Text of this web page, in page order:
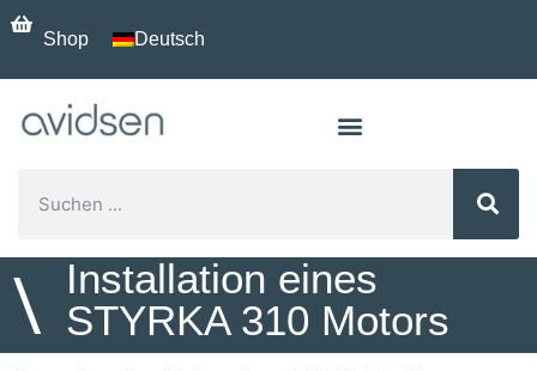
Shop Deutsch
\
Installation eines
STYRKA 310 Motors